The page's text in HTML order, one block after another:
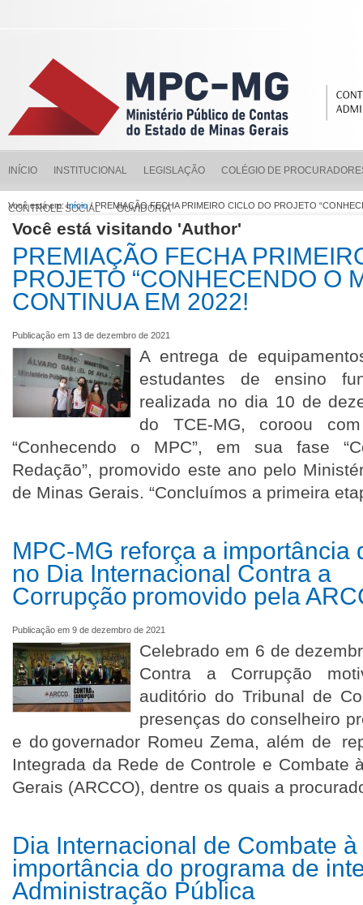
INÍCIO INSTITUCIONAL LEGISLAÇÃO COLÉGIO DE
CONTROLE SOCIAL OUVIDORIA
Você está em:Início/ PREMIAÇÃO FECHA PRIMEIRO CICLO DO PROJETO
Você está visitando 'Author'
PREMIAÇÃO FECHA
PROJETO “CONHECENDO O
CONTINUA EM 2022!
Publicação em 13 de dezembro de 2021
A entrega de
estudantes de ensino
realizada no dia 10 de
do TCE-MG, coroou
“Conhecendo o MPC”, em sua fase
Redação”, promovido este ano pelo
de Minas Gerais. “Concluímos a primeira
MPC-MG reforça a importância
no Dia Internacional Contra a
Corrupção promovido pela
Publicação em 9 de dezembro de 2021
Celebrado em 6 de
Contra a Corrupção
auditório do Tribunal de
presenças do conselheiro
e do governador Romeu Zema, além de
Integrada da Rede de Controle e Combate
Gerais (ARCCO), dentre os quais a
Dia Internacional de Combate
importância do programa de
Administração Pública